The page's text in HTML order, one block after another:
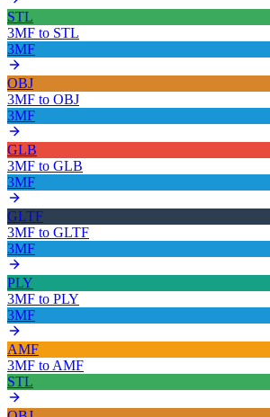
STL
3MF to STL
3MF
OBJ
3MF to OBJ
3MF
GLB
3MF to GLB
3MF
GLTF
3MF to GLTF
3MF
PLY
3MF to PLY
3MF
AMF
3MF to AMF
STL